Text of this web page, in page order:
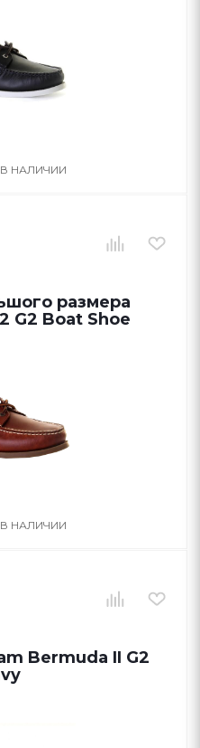
В НАЛИЧИИ
размера
G2 Boat Shoe
В НАЛИЧИИ
Bermuda II G2